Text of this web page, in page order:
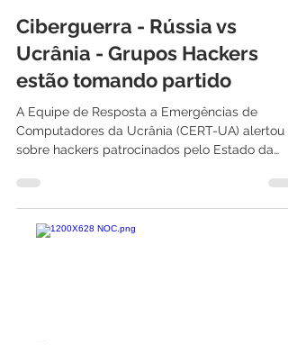
2 de mar. de 2022
3 min de leitura
Ciberguerra - Rússia vs
Ucrânia - Grupos Hackers
estão tomando partido
A Equipe de Resposta a Emergências de
sobre hackers patrocinados pelo Estado da
Bielorrússia...